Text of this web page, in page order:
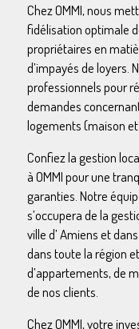
Chez OMMI, nous
fidélisation optimale
propriétaires en
d’impayés de loyers.
professionnels pour
demandes
logements (maison
Confiez la gestion
à OMMI pour une
garanties. Notre
s’occupera de la
ville d’ Amiens et
dans toute la région
d’appartements, de
de nos clients.
Chez OMMI, votre